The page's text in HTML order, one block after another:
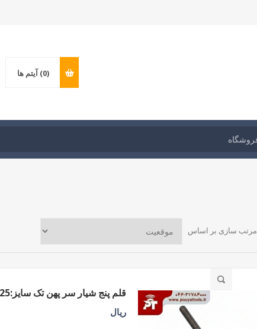
(0) آیتم ها
مرتب سازی بر اساس
قلم پنج شیار سر پهن تک سایز:25*300*18
ریال
SILVER